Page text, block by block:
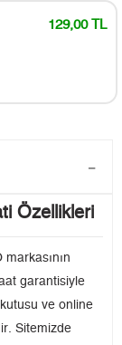
129,00 TL
Özellikleri
garantisiyle
ve online
Sitemizde